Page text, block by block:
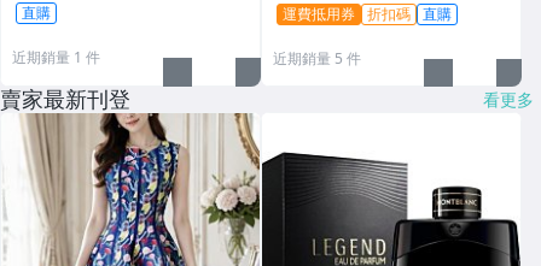
直購
近期銷量 1 件
運費抵用券 折扣碼 直購
近期銷量 5 件
賣家最新刊登 看更多